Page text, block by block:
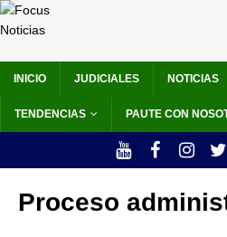
INICIO JUDICIALES NOTICIAS
TENDENCIAS PAUTE CON
Proceso